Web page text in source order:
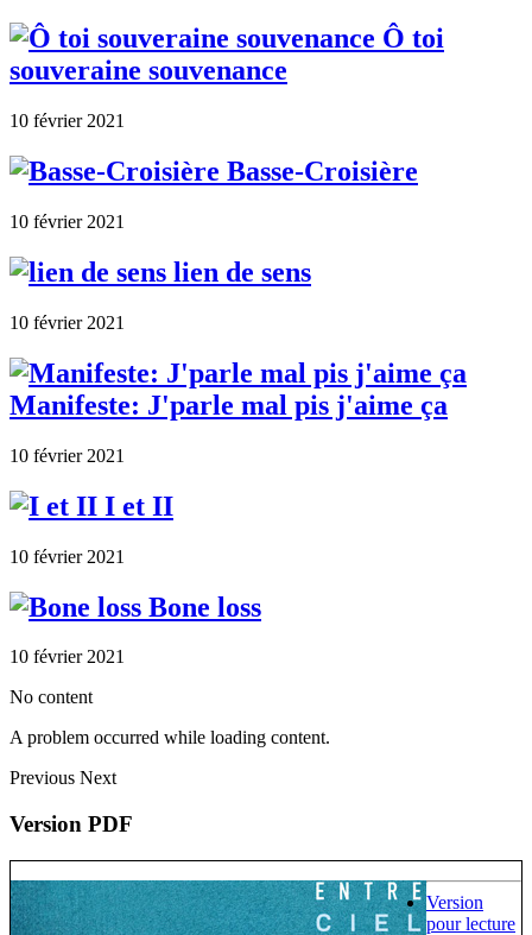
Ô toi
souveraine souvenance
10 février 2021
Basse-Croisière
10 février 2021
lien de sens
10 février 2021
Manifeste: J'parle mal pis j'aime ça
10 février 2021
I et II
10 février 2021
Bone loss
10 février 2021
No content
A problem occurred while loading content.
Previous Next
Version PDF
Version
pour lecture